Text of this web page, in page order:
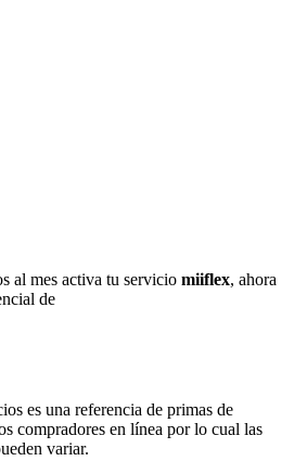
al mes activa tu servicio miiflex, ahora
de
es una referencia de primas de
compradores en línea por lo cual las
variar.